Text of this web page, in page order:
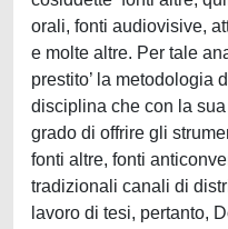
orali, fonti audiovisive,
e molte altre. Per tale
prestito’ la metodologia
disciplina che con la
grado di offrire gli
fonti altre, fonti
tradizionali canali di
lavoro di tesi, pertanto,